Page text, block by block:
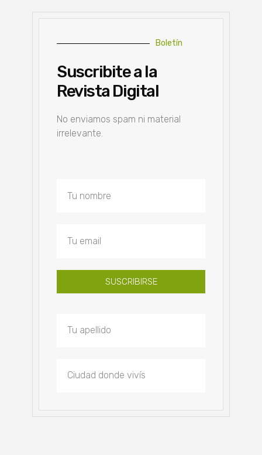
Boletín
Suscribite a la
Revista Digital
No enviamos spam ni material
irrelevante.
SUSCRIBIRSE